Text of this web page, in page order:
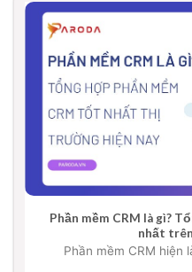
Phần mềm CRM là gì?
nhất
Phần mềm CRM hiện